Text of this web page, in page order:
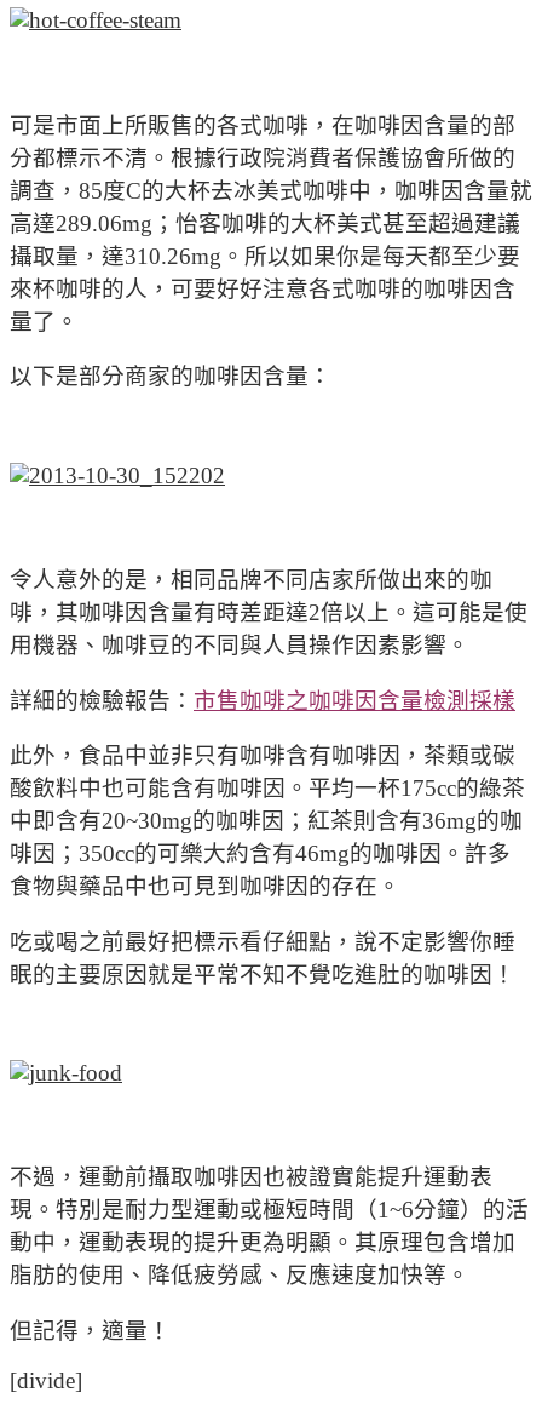
可是市面上所販售的各式咖啡，在咖啡因含量的部
分都標示不清。根據行政院消費者保護協會所做的
調查，85度C的大杯去冰美式咖啡中，咖啡因含量就
高達289.06mg；怡客咖啡的大杯美式甚至超過建議
攝取量，達310.26mg。所以如果你是每天都至少要
來杯咖啡的人，可要好好注意各式咖啡的咖啡因含
量了。
以下是部分商家的咖啡因含量：
令人意外的是，相同品牌不同店家所做出來的咖
啡，其咖啡因含量有時差距達2倍以上。這可能是使
用機器、咖啡豆的不同與人員操作因素影響。
詳細的檢驗報告： 市售咖啡之咖啡因含量檢測採樣
此外，食品中並非只有咖啡含有咖啡因，茶類或碳
酸飲料中也可能含有咖啡因。平均一杯175cc的綠茶
中即含有20~30mg的咖啡因；紅茶則含有36mg的咖
啡因；350cc的可樂大約含有46mg的咖啡因。許多
食物與藥品中也可見到咖啡因的存在。
吃或喝之前最好把標示看仔細點，說不定影響你睡
眠的主要原因就是平常不知不覺吃進肚的咖啡因！
不過，運動前攝取咖啡因也被證實能提升運動表
現。特別是耐力型運動或極短時間（1~6分鐘）的活
動中，運動表現的提升更為明顯。其原理包含增加
脂肪的使用、降低疲勞感、反應速度加快等。
但記得，適量！
[divide]